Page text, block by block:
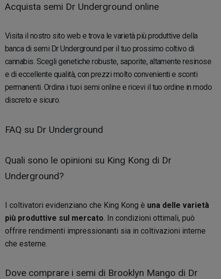
Acquista semi Dr Underground online
Visita il nostro sito web e trova le varietà più produttive della
banca di semi Dr Underground per il tuo prossimo coltivo di
cannabis. Scegli genetiche robuste, saporite, altamente resinose
e di eccellente qualità, con prezzi molto convenienti e sconti
permanenti. Ordina i tuoi semi online e ricevi il tuo ordine in modo
discreto e sicuro.
FAQ su Dr Underground
Quali sono le opinioni su King Kong di Dr
Underground?
I coltivatori evidenziano che King Kong è una delle varietà
più produttive sul mercato. In condizioni ottimali, può
offrire rendimenti impressionanti sia in coltivazioni interne
che esterne.
Dove comprare i semi di Brooklyn Mango di Dr